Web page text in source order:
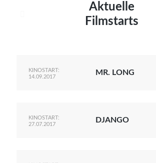
Aktuelle
Filmstarts
KINOSTART:
14.09.2017
MR. LONG
KINOSTART:
27.07.2017
DJANGO